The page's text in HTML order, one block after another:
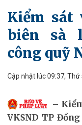
Kiểm sát
biên sà
công quỹ
Cập nhật lúc 09:37,
VKSND TP